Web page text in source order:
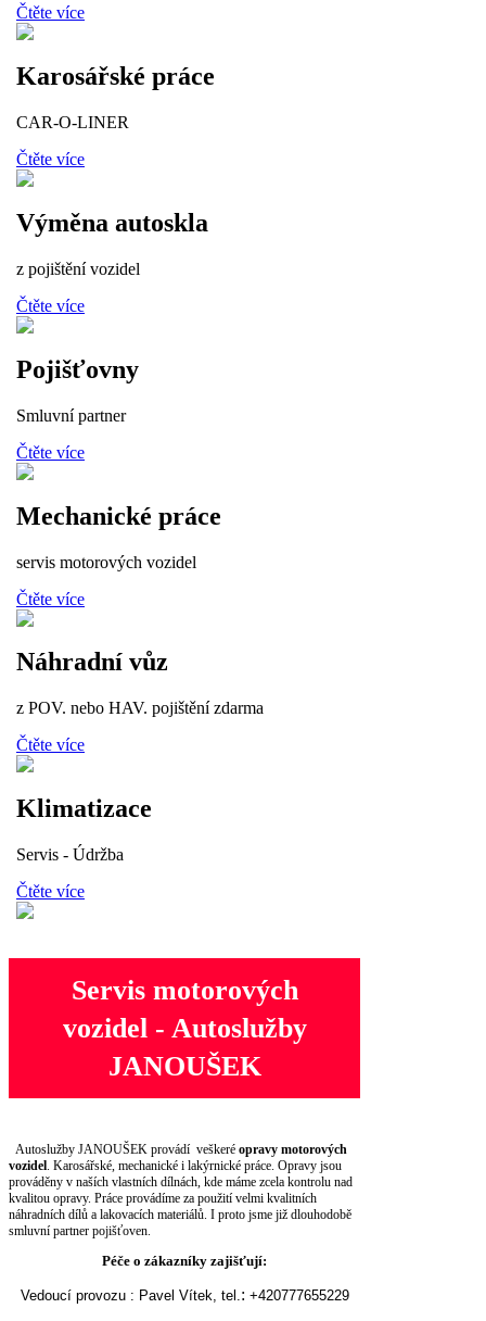
Čtěte více
Karosářské práce
CAR-O-LINER
Čtěte více
Výměna autoskla
z pojištění vozidel
Čtěte více
Pojišťovny
Smluvní partner
Čtěte více
Mechanické práce
servis motorových vozidel
Čtěte více
Náhradní vůz
z POV. nebo HAV. pojištění zdarma
Čtěte více
Klimatizace
Servis - Údržba
Čtěte více
Servis motorových
vozidel - Autoslužby
JANOUŠEK
Autoslužby JANOUŠEK provádí veškeré opravy motorových
vozidel. Karosářské, mechanické i lakýrnické práce. Opravy jsou
prováděny v naších vlastních dílnách, kde máme zcela kontrolu nad
kvalitou opravy. Práce provádíme za použití velmi kvalitních
náhradních dílů a lakovacích materiálů. I proto jsme již dlouhodobě
smluvní partner pojišťoven.
Péče o zákazníky zajišťují:
Vedoucí provozu : Pavel Vítek, tel.: +420777655229